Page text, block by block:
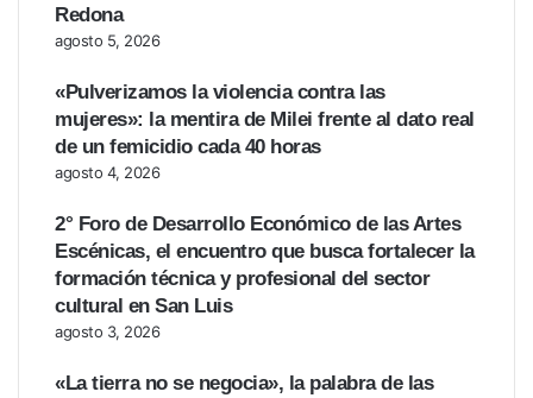
Redona
agosto 5, 2026
«Pulverizamos la violencia contra las
mujeres»: la mentira de Milei frente al dato real
de un femicidio cada 40 horas
agosto 4, 2026
2° Foro de Desarrollo Económico de las Artes
Escénicas, el encuentro que busca fortalecer la
formación técnica y profesional del sector
cultural en San Luis
agosto 3, 2026
«La tierra no se negocia», la palabra de las